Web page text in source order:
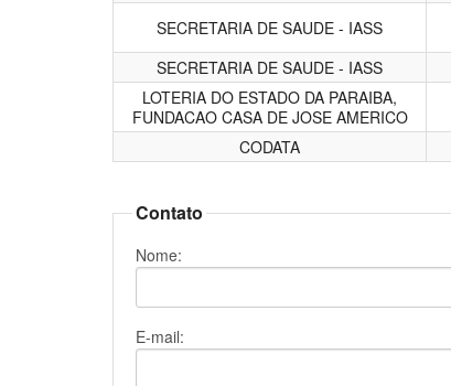
SECRETARIA DE SAUDE - IASS
SECRETARIA DE SAUDE - IASS
LOTERIA DO ESTADO DA PARAIBA,
FUNDACAO CASA DE JOSE AMERICO
CODATA
Contato
Nome:
E-mail: